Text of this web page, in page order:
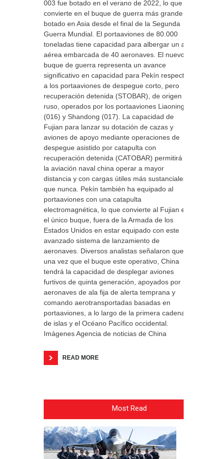
003 fue botado en el verano de 2022, lo que lo
convierte en el buque de guerra más grande
botado en Asia desde el final de la Segunda
Guerra Mundial. El portaaviones de 80.000
toneladas tiene capacidad para albergar un ala
aérea embarcada de 40 aeronaves. El nuevo
buque de guerra representa un avance
significativo en capacidad para Pekín respecto
a los portaaviones de despegue corto, pero
recuperación detenida (STOBAR), de origen
ruso, operados por los portaaviones Liaoning
(016) y Shandong (017). La capacidad de
Fujian para lanzar su dotación de cazas y
aviones de apoyo mediante operaciones de
despegue asistido por catapulta con
recuperación detenida (CATOBAR) permitirá a
la aviación naval china operar a mayor
distancia y con cargas útiles más sustanciales
que nunca. Pekín también ha equipado al
portaaviones con una catapulta
electromagnética, lo que convierte al Fujian en
el único buque, fuera de la Armada de los
Estados Unidos en estar equipado con este
avanzado sistema de lanzamiento de
aeronaves. Diversos analistas señalaron que
una vez que el buque este operativo, China
tendrá la capacidad de desplegar aviones
furtivos de quinta generación, apoyados por
aeronaves de ala fija de alerta temprana y
comando aerotransportadas basadas en
portaaviones, a lo largo de la primera cadena
de islas y el Océano Pacífico occidental.
Imágenes Agencia de noticias de China
READ MORE
Most Read